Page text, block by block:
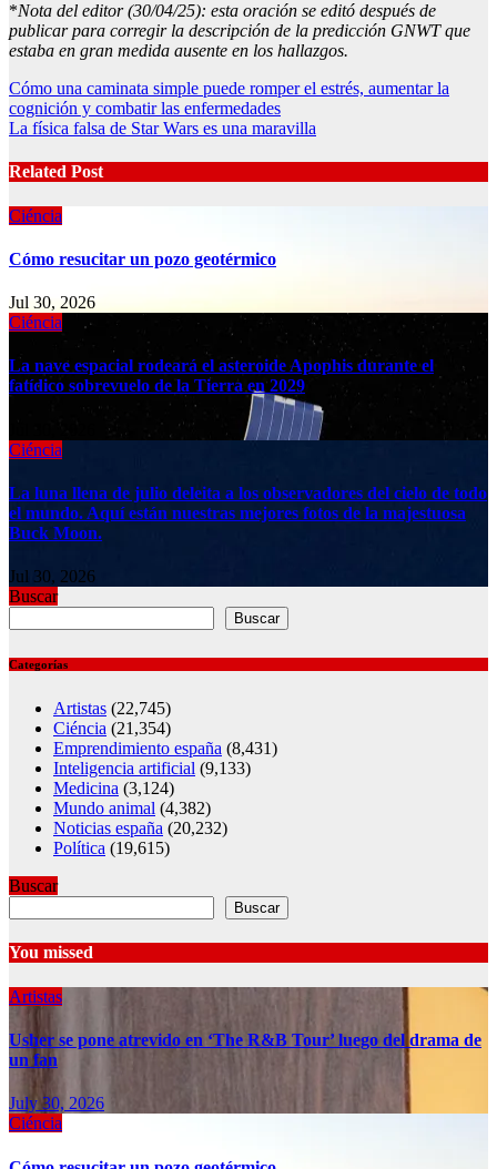
*Nota del editor (30/04/25): esta oración se editó después de
publicar para corregir la descripción de la predicción GNWT que
estaba en gran medida ausente en los hallazgos.
Post
navigation
Cómo una caminata simple puede romper el estrés, aumentar la
cognición y combatir las enfermedades
La física falsa de Star Wars es una maravilla
Related Post
Ciéncia
Cómo resucitar un pozo geotérmico
Jul 30, 2026
Ciéncia
La nave espacial rodeará el asteroide Apophis durante el
fatídico sobrevuelo de la Tierra en 2029
Ciéncia
La luna llena de julio deleita a los observadores del cielo de todo
el mundo. Aquí están nuestras mejores fotos de la majestuosa
Buck Moon.
Jul 30, 2026
Buscar
Buscar
Categorías
Artistas (22,745)
Ciéncia (21,354)
Emprendimiento españa (8,431)
Inteligencia artificial (9,133)
Medicina (3,124)
Mundo animal (4,382)
Noticias españa (20,232)
Política (19,615)
Buscar
Buscar
You missed
Artistas
Usher se pone atrevido en ‘The R&B Tour’ luego del drama de
un fan
July 30, 2026
Ciéncia